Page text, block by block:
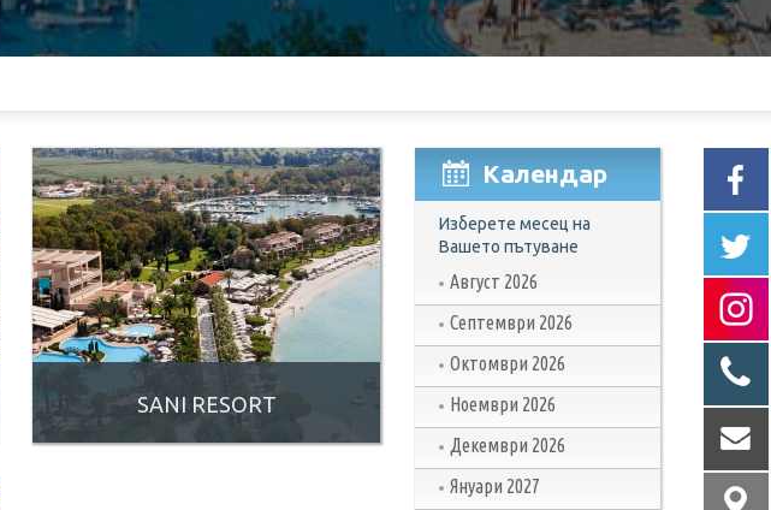
SANI RESORT
Календар
Изберете месец на
Вашето пътуване
Август 2026
Септември 2026
Октомври 2026
Ноември 2026
Декември 2026
Януари 2027